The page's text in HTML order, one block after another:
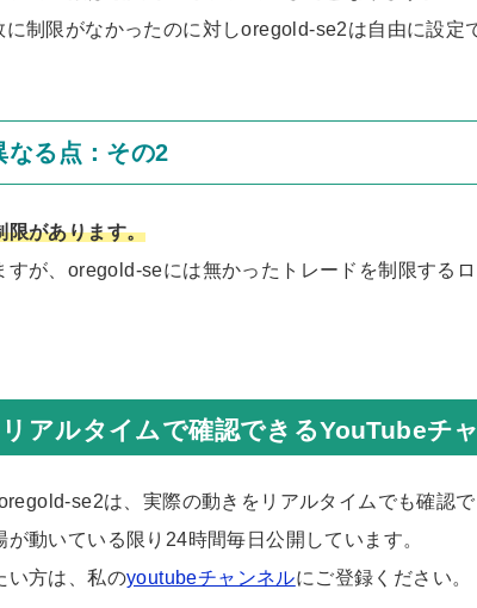
制限がなかったのに対しoregold-se2は自由に設定
る点：その2
限があります。
すが、oregold-seには無かったトレードを制限する
アルタイムで確認できるYouTubeチ
se2は、実際の動きをリアルタイムでも確認
動いている限り24時間毎日公開しています。
い方は、私のyoutubeチャンネルにご登録ください。